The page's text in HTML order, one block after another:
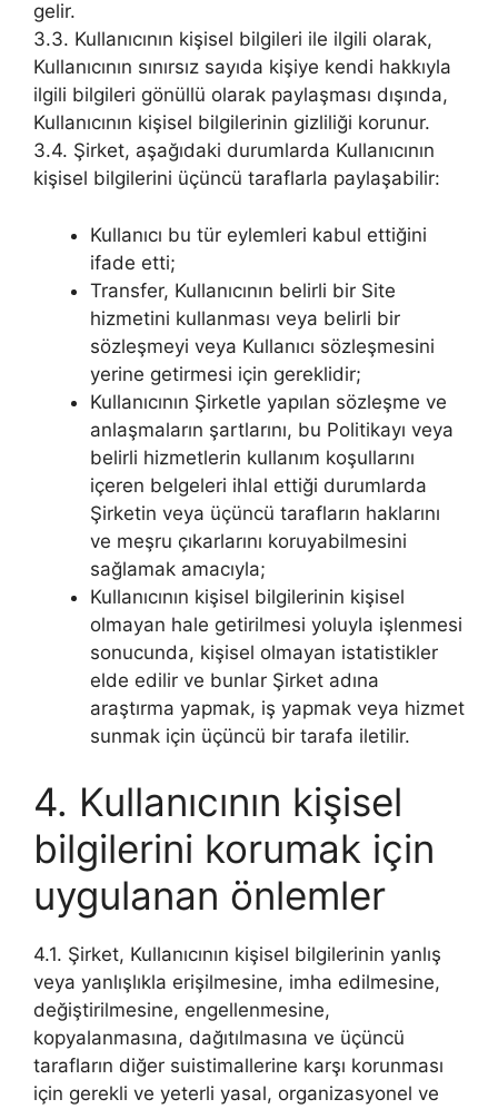
gelir.
3.3. Kullanıcının kişisel bilgileri ile ilgili olarak,
Kullanıcının sınırsız sayıda kişiye kendi hakkıyla
ilgili bilgileri gönüllü olarak paylaşması dışında,
Kullanıcının kişisel bilgilerinin gizliliği korunur.
3.4. Şirket, aşağıdaki durumlarda Kullanıcının
kişisel bilgilerini üçüncü taraflarla paylaşabilir:
Kullanıcı bu tür eylemleri kabul ettiğini
ifade etti;
Transfer, Kullanıcının belirli bir Site
hizmetini kullanması veya belirli bir
sözleşmeyi veya Kullanıcı sözleşmesini
yerine getirmesi için gereklidir;
Kullanıcının Şirketle yapılan sözleşme ve
anlaşmaların şartlarını, bu Politikayı veya
belirli hizmetlerin kullanım koşullarını
içeren belgeleri ihlal ettiği durumlarda
Şirketin veya üçüncü tarafların haklarını
ve meşru çıkarlarını koruyabilmesini
sağlamak amacıyla;
Kullanıcının kişisel bilgilerinin kişisel
olmayan hale getirilmesi yoluyla işlenmesi
sonucunda, kişisel olmayan istatistikler
elde edilir ve bunlar Şirket adına
araştırma yapmak, iş yapmak veya hizmet
sunmak için üçüncü bir tarafa iletilir.
4. Kullanıcının kişisel
bilgilerini korumak için
uygulanan önlemler
4.1. Şirket, Kullanıcının kişisel bilgilerinin yanlış
veya yanlışlıkla erişilmesine, imha edilmesine,
değiştirilmesine, engellenmesine,
kopyalanmasına, dağıtılmasına ve üçüncü
tarafların diğer suistimallerine karşı korunması
için gerekli ve yeterli yasal, organizasyonel ve